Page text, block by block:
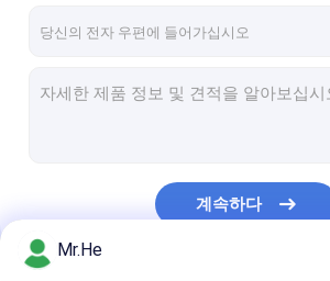
광섬유 고속 커넥터
광섬유 터미널 박스
계속하다
Mr.He